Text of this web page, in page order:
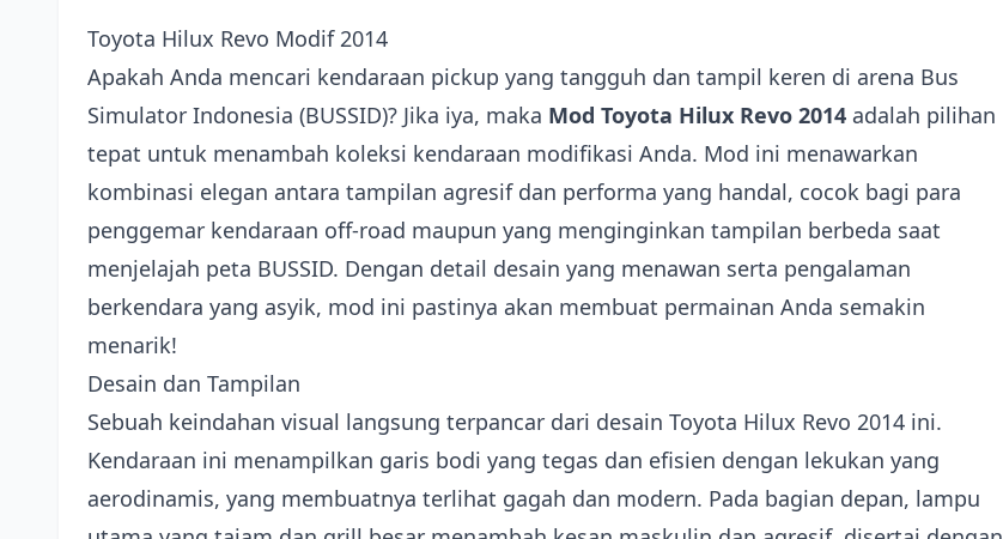
Toyota Hilux Revo Modif 2014
Apakah Anda mencari kendaraan pickup yang tangguh dan tampil keren di arena Bus
Simulator Indonesia (BUSSID)? Jika iya, maka Mod Toyota Hilux Revo 2014 adalah pilihan
tepat untuk menambah koleksi kendaraan modifikasi Anda. Mod ini menawarkan
kombinasi elegan antara tampilan agresif dan performa yang handal, cocok bagi para
penggemar kendaraan off-road maupun yang menginginkan tampilan berbeda saat
menjelajah peta BUSSID. Dengan detail desain yang menawan serta pengalaman
berkendara yang asyik, mod ini pastinya akan membuat permainan Anda semakin
menarik!
Desain dan Tampilan
Sebuah keindahan visual langsung terpancar dari desain Toyota Hilux Revo 2014 ini.
Kendaraan ini menampilkan garis bodi yang tegas dan efisien dengan lekukan yang
aerodinamis, yang membuatnya terlihat gagah dan modern. Pada bagian depan, lampu